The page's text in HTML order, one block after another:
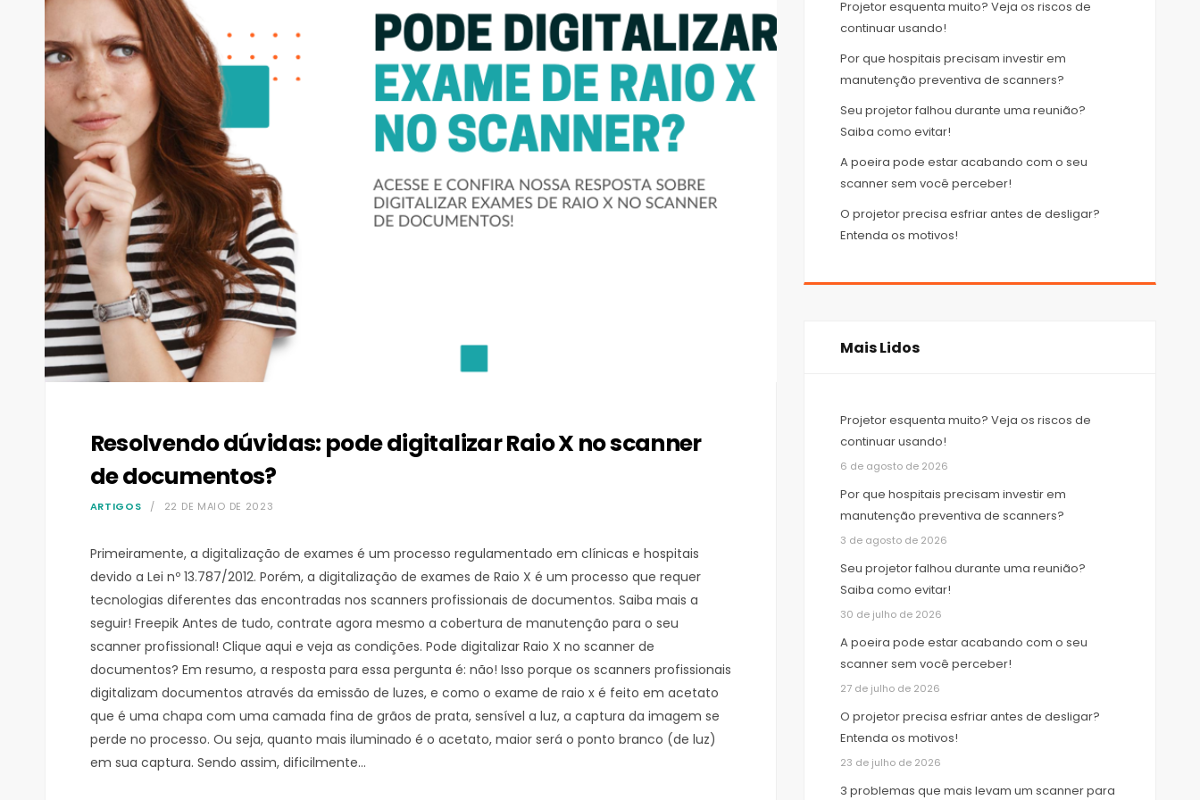
Resolvendo dúvidas: pode digitalizar Raio X no scanner
de documentos?
ARTIGOS 22 DE MAIO DE 2023
Primeiramente, a digitalização de exames é um processo regulamentado em clínicas e hospitais
devido a Lei nº 13.787/2012. Porém, a digitalização de exames de Raio X é um processo que requer
tecnologias diferentes das encontradas nos scanners profissionais de documentos. Saiba mais a
seguir! Freepik Antes de tudo, contrate agora mesmo a cobertura de manutenção para o seu
scanner profissional! Clique aqui e veja as condições. Pode digitalizar Raio X no scanner de
documentos? Em resumo, a resposta para essa pergunta é: não! Isso porque os scanners profissionais
digitalizam documentos através da emissão de luzes, e como o exame de raio x é feito em acetato
que é uma chapa com uma camada fina de grãos de prata, sensível a luz, a captura da imagem se
perde no processo. Ou seja, quanto mais iluminado é o acetato, maior será o ponto branco (de luz)
em sua captura. Sendo assim, dificilmente…
Projetor esquenta muito? Veja os riscos de
continuar usando!
Por que hospitais precisam investir em
manutenção preventiva de scanners?
Seu projetor falhou durante uma reunião?
Saiba como evitar!
A poeira pode estar acabando com o seu
scanner sem você perceber!
O projetor precisa esfriar antes de desligar?
Entenda os motivos!
Mais Lidos
Projetor esquenta muito? Veja os riscos de
continuar usando!
6 de agosto de 2026
Por que hospitais precisam investir em
manutenção preventiva de scanners?
3 de agosto de 2026
Seu projetor falhou durante uma reunião?
Saiba como evitar!
30 de julho de 2026
A poeira pode estar acabando com o seu
scanner sem você perceber!
27 de julho de 2026
O projetor precisa esfriar antes de desligar?
Entenda os motivos!
23 de julho de 2026
3 problemas que mais levam um scanner para